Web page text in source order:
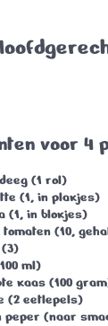
voor 4
(1 rol)
(1, in plakjes)
(1, in blokjes)
tomaten (10,
(3)
ml)
kaas (100
(2 eetlepels)
peper (naar